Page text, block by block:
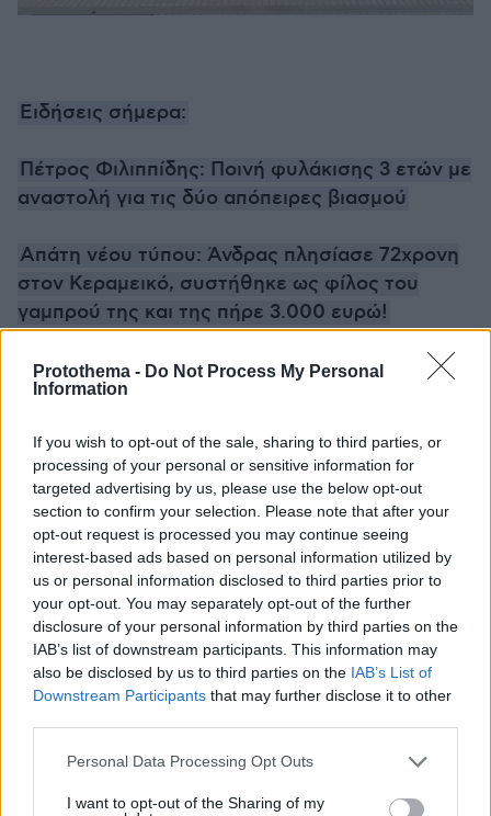
Protothema - Do Not Process My Personal
Information
If you wish to opt-out of the sale, sharing to third parties, or
processing of your personal or sensitive information for
targeted advertising by us, please use the below opt-out
section to confirm your selection. Please note that after your
opt-out request is processed you may continue seeing
interest-based ads based on personal information utilized by
us or personal information disclosed to third parties prior to
your opt-out. You may separately opt-out of the further
disclosure of your personal information by third parties on the
IAB’s list of downstream participants. This information may
also be disclosed by us to third parties on the IAB’s List of
Downstream Participants that may further disclose it to other
Please note that this website/app uses one or more Google
not limited to your visit or usage behaviour. You may click to
Personal Data Processing Opt Outs
I want to opt-out of the Sharing of my
Ειδήσεις σήμερα:
Πέτρος Φιλιππίδης: Ποινή φυλάκισης 3 ετών με
αναστολή για τις δύο απόπειρες βιασμού
Απάτη νέου τύπου: Άνδρας πλησίασε 72χρονη
στον Κεραμεικό, συστήθηκε ως φίλος του
γαμπρού της και της πήρε 3.000 ευρώ!
Ένοχος για απόπειρα εκβίασης της Ζέττας
Μακρή ο Δημήτρης Μαρέδης
Thema Insights
Ακολουθήστε το protothema.gr στο Google News
και μάθετε πρώτοι όλες τις ειδήσεις
Δείτε όλες τις τελευταίεςΕιδήσειςαπό την Ελλάδα
και τον Κόσμο, τη στιγμή που συμβαίνουν, στο
Protothema.gr